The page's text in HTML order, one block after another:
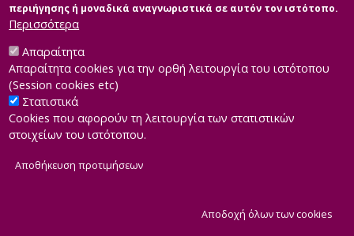
Developed byINTEROPTICS
περιήγησης ή μοναδικά αναγνωριστικά σε αυτόν τον ιστότοπο.
Περισσότερα
Απαραίτητα
Απαραίτητα cookies για την ορθή λειτουργία του ιστότοπου
(Session cookies etc)
Στατιστικά
Cookies που αφορούν τη λειτουργία των στατιστικών
στοιχείων του ιστότοπου.
Αποθήκευση προτιμήσεων
Αποδοχή όλων των cookies